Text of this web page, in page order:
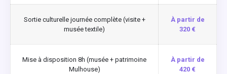
Sortie culturelle journée complète (visite +
musée textile)
À partir de
320 €
Mise à disposition 8h (musée + patrimoine
Mulhouse)
À partir de
420 €